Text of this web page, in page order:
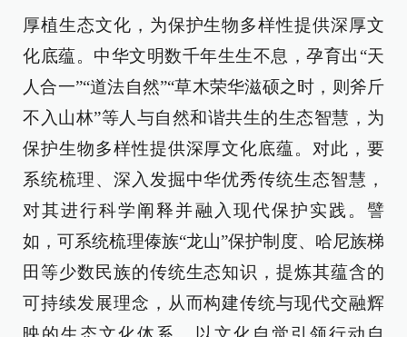
厚植生态文化，为保护生物多样性提供深厚文
化底蕴。中华文明数千年生生不息，孕育出“天
人合一”“道法自然”“草木荣华滋硕之时，则斧斤
不入山林”等人与自然和谐共生的生态智慧，为
保护生物多样性提供深厚文化底蕴。对此，要
系统梳理、深入发掘中华优秀传统生态智慧，
对其进行科学阐释并融入现代保护实践。譬
如，可系统梳理傣族“龙山”保护制度、哈尼族梯
田等少数民族的传统生态知识，提炼其蕴含的
可持续发展理念，从而构建传统与现代交融辉